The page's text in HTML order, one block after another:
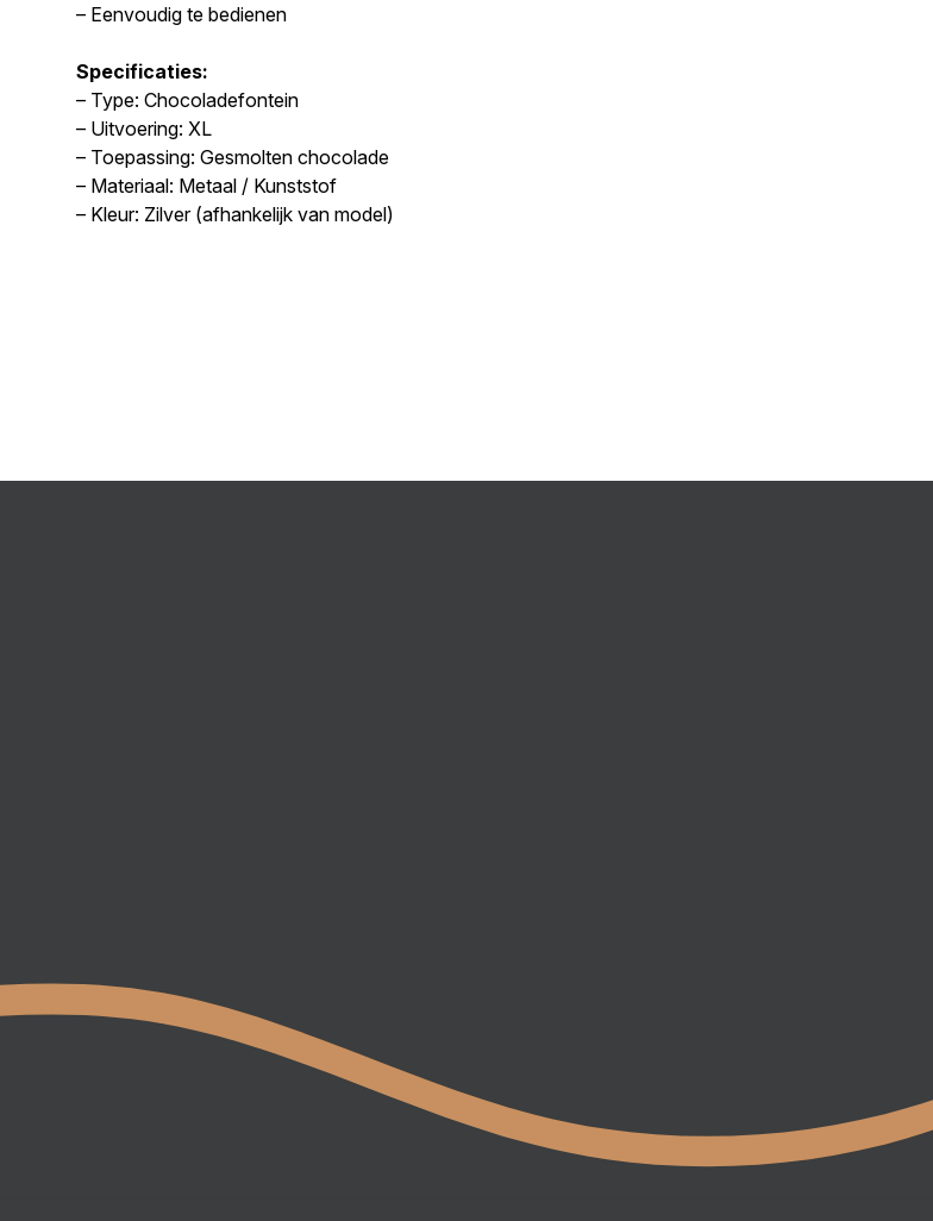
– Eenvoudig te bedienen
Specificaties:
– Type: Chocoladefontein
– Uitvoering: XL
– Toepassing: Gesmolten chocolade
– Materiaal: Metaal / Kunststof
– Kleur: Zilver (afhankelijk van model)